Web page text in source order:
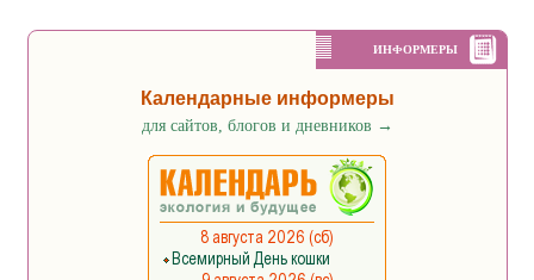
ИНФОРМЕРЫ
Календарные информеры
для сайтов, блогов и дневников →